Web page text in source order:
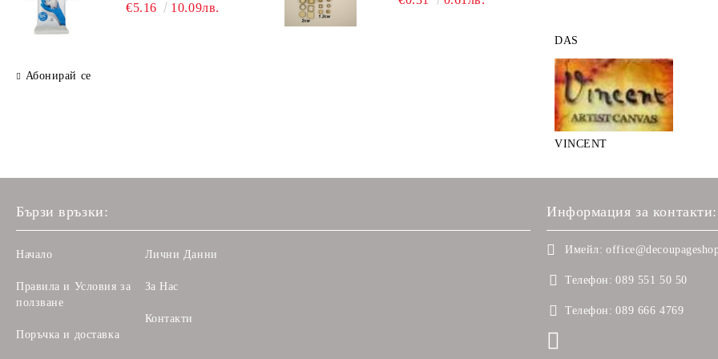
€5.16 10.09лв.
Абонирай се
DAS
VINCENT
Бързи връзки:
Начало
Правила и Условия за
ползване
Поръчка и доставка
Лични Данни
За Нас
Контакти
Информация за контакти:
Имейл:
Телефон: 089 551 50 50
Телефон: 089 666 4769